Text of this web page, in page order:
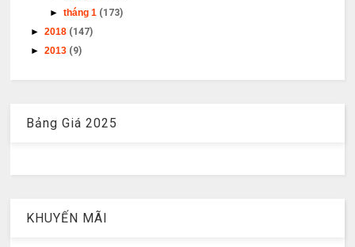
►tháng 1 (173)
►2018 (147)
►2013 (9)
Bảng Giá 2025
KHUYẾN MÃI